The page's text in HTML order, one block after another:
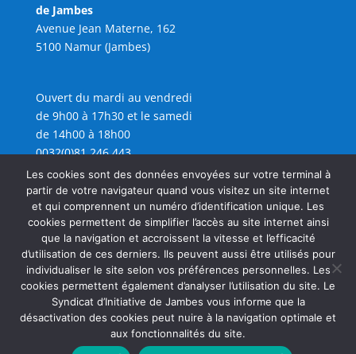
de Jambes
Avenue Jean Materne, 162
5100 Namur (Jambes)
Ouvert du mardi au vendredi
de 9h00 à 17h30 et le samedi
de 14h00 à 18h00
0032(0)81 246 443
info@sijambes.be
Les cookies sont des données envoyées sur votre terminal à
partir de votre navigateur quand vous visitez un site internet
et qui comprennent un numéro d’identification unique. Les
cookies permettent de simplifier l’accès au site internet ainsi
que la navigation et accroissent la vitesse et l’efficacité
d’utilisation de ces derniers. Ils peuvent aussi être utilisés pour
individualiser le site selon vos préférences personnelles. Les
cookies permettent également d’analyser l’utilisation du site. Le
Syndicat d’Initiative de Jambes vous informe que la
désactivation des cookies peut nuire à la navigation optimale et
aux fonctionnalités du site.